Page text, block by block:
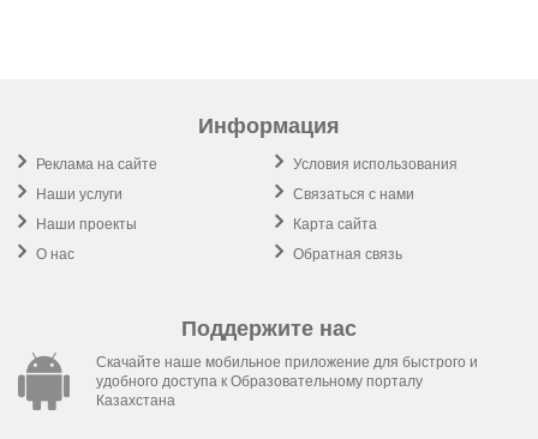
Информация
Реклама на сайте
Наши услуги
Наши проекты
О нас
Условия использования
Связаться с нами
Карта сайта
Обратная связь
Поддержите нас
Скачайте наше мобильное приложение для быстрого и
удобного доступа к Образовательному порталу
Казахстана